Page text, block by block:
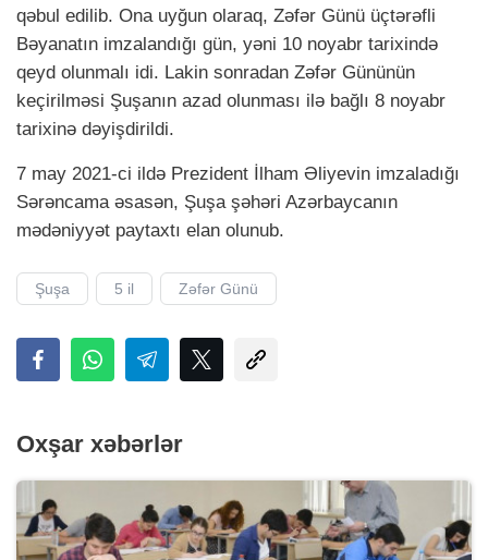
qəbul edilib. Ona uyğun olaraq, Zəfər Günü üçtərəfli
Bəyanatın imzalandığı gün, yəni 10 noyabr tarixində
qeyd olunmalı idi. Lakin sonradan Zəfər Gününün
keçirilməsi Şuşanın azad olunması ilə bağlı 8 noyabr
tarixinə dəyişdirildi.
7 may 2021-ci ildə Prezident İlham Əliyevin imzaladığı
Sərəncama əsasən, Şuşa şəhəri Azərbaycanın
mədəniyyət paytaxtı elan olunub.
Şuşa 5 il Zəfər Günü
Oxşar xəbərlər